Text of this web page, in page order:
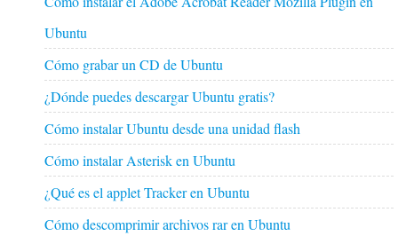
Ubuntu
Cómo grabar un CD de Ubuntu
¿Dónde puedes descargar Ubuntu gratis?
Cómo instalar Ubuntu desde una unidad flash
Cómo instalar Asterisk en Ubuntu
¿Qué es el applet Tracker en Ubuntu
Cómo descomprimir archivos rar en Ubuntu